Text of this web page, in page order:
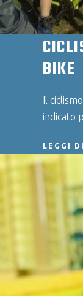
BIKE
Il
indicato
LEGGI